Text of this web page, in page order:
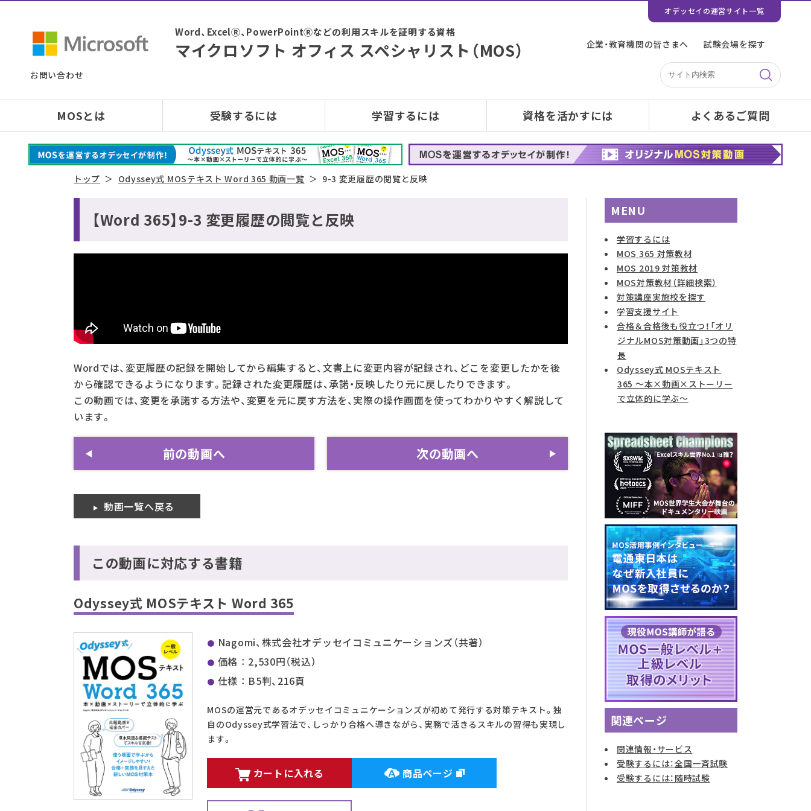
オデッセイの運営サイト一覧
Word、ExcelⓇ、PowerPointⓇなどの利用スキルを証明する資格
マイクロソフト オフィス スペシャリスト（MOS） 企業・教育機関の皆さまへ 試験会場を探す
お問い合わせ
MOSとは 受験するには 学習するには 資格を活かすには よくあるご質問
トップ Odyssey式 MOSテキスト Word 365 動画一覧 9-3 変更履歴の閲覧と反映
【Word 365】9-3 変更履歴の閲覧と反映
Wordでは、変更履歴の記録を開始してから編集すると、文書上に変更内容が記録され、どこを変更したかを後
から確認できるようになります。記録された変更履歴は、承諾・反映したり元に戻したりできます。
この動画では、変更を承諾する方法や、変更を元に戻す方法を、実際の操作画面を使ってわかりやすく解説して
います。
前の動画へ 次の動画へ
動画一覧へ戻る
この動画に対応する書籍
Odyssey式 MOSテキスト Word 365
Nagomi、株式会社オデッセイコミュニケーションズ（共著）
価格 ： 2,530円（税込）
仕様 ： B5判、216頁
MOSの運営元であるオデッセイコミュニケーションズが初めて発行する対策テキスト。独
自のOdyssey式学習法で、しっかり合格へ導きながら、実務で活きるスキルの習得も実現し
ます。
カートに入れる 商品ページ
MENU
学習するには
MOS 365 対策教材
MOS 2019 対策教材
MOS対策教材（詳細検索）
対策講座実施校を探す
学習支援サイト
合格＆合格後も役立つ！「オリ
ジナルMOS対策動画」3つの特
長
Odyssey式 MOSテキスト
365 ～本×動画×ストーリー
で立体的に学ぶ～
関連ページ
関連情報・サービス
受験するには：全国一斉試験
受験するには：随時試験